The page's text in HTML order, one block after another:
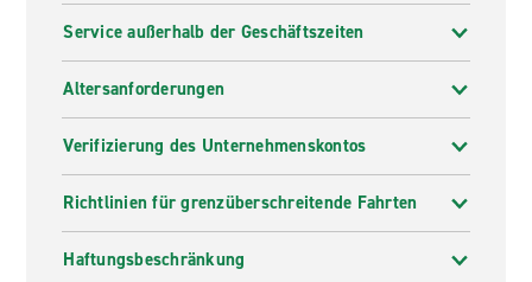
Service außerhalb der Geschäftszeiten
Altersanforderungen
Verifizierung des Unternehmenskontos
Richtlinien für grenzüberschreitende Fahrten
Haftungsbeschränkung